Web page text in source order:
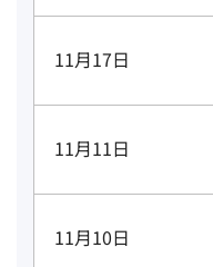
11月17日
11月11日
11月10日